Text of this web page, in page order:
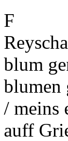
F
blum
blumen
/ meins
auff